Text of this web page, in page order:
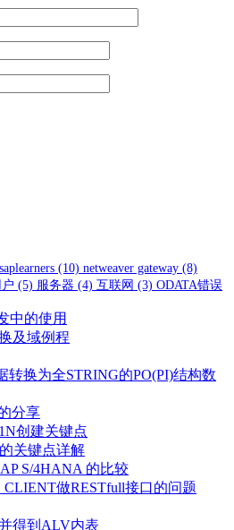
saplearners (10) netweaver gateway (8)
户 (5) 服务器 (4) 互联网 (3) ODATA错误
中的使用
及域例程
转换为全STRING的PO(PI)结构数
分享
创建关键点
关键点详解
S/4HANA 的比较
做RESTfull接口的问题
得到ALV内表